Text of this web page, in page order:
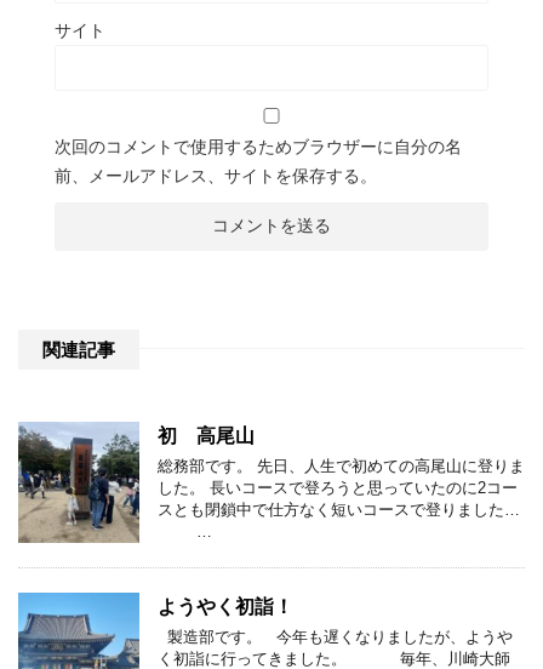
サイト
次回のコメントで使用するためブラウザーに自分の名
前、メールアドレス、サイトを保存する。
関連記事
初 高尾山
総務部です。 先日、人生で初めての高尾山に登りま
した。 長いコースで登ろうと思っていたのに2コー
スとも閉鎖中で仕方なく短いコースで登りました…
ようやく初詣！
製造部です。 今年も遅くなりましたが、ようや
く初詣に行ってきました。 毎年、川崎大師